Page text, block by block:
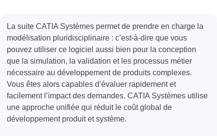
La suite CATIA Systèmes permet de prendre en charge la
modélisation pluridisciplinaire : c’est-à-dire que vous
pouvez utiliser ce logiciel aussi bien pour la conception
que la simulation, la validation et les processus métier
nécessaire au développement de produits complexes.
Vous êtes alors capables d’évaluer rapidement et
facilement l’impact des demandes. CATIA Systèmes utilise
une approche unifiée qui réduit le coût global de
développement produit et système.